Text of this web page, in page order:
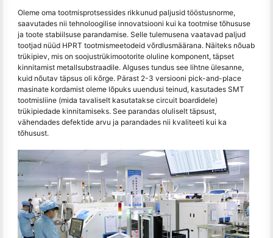
Oleme oma tootmisprotsessides rikkunud paljusid tööstusnorme,
saavutades nii tehnoloogilise innovatsiooni kui ka tootmise tõhususe
ja toote stabiilsuse parandamise. Selle tulemusena vaatavad paljud
tootjad nüüd HPRT tootmismeetodeid võrdlusmäärana. Näiteks nõuab
trükipiev, mis on soojustrükimootorite oluline komponent, täpset
kinnitamist metallsubstraadile. Alguses tundus see lihtne ülesanne,
kuid nõutav täpsus oli kõrge. Pärast 2-3 versiooni pick-and-place
masinate kordamist oleme lõpuks uuendusi teinud, kasutades SMT
tootmisliine (mida tavaliselt kasutatakse circuit boardidele)
trükipiedade kinnitamiseks. See parandas oluliselt täpsust,
vähendades defektide arvu ja parandades nii kvaliteeti kui ka
tõhusust.